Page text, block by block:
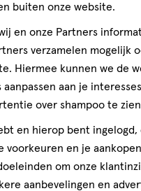
IJzer
buiten onze website.
en onze Partners
verzamelen mogelijk
Hiermee kunnen we de
aan je
over shampoo te
en hierop bent
voorkeuren en je
om onze
aanbevelingen en